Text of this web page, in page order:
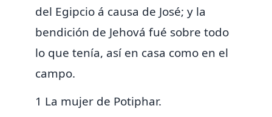
del Egipcio á causa de José; y la
bendición de Jehová fué sobre todo
lo que tenía, así en casa como en el
campo.
1 La mujer de Potiphar.